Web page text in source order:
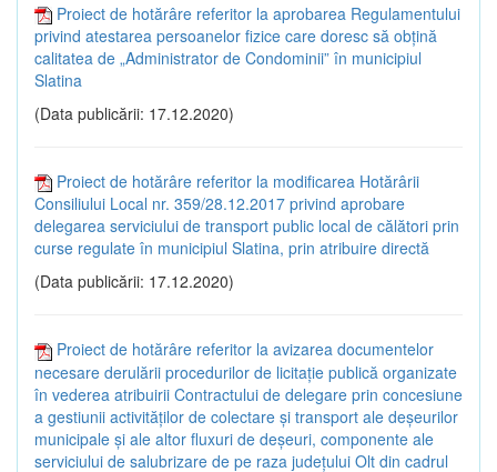
Proiect de hotărâre referitor la aprobarea Regulamentului
privind atestarea persoanelor fizice care doresc să obțină
calitatea de „Administrator de Condominii” în municipiul
Slatina
(Data publicării: 17.12.2020)
Proiect de hotărâre referitor la modificarea Hotărârii
Consiliului Local nr. 359/28.12.2017 privind aprobare
delegarea serviciului de transport public local de călători prin
curse regulate în municipiul Slatina, prin atribuire directă
(Data publicării: 17.12.2020)
Proiect de hotărâre referitor la avizarea documentelor
necesare derulării procedurilor de licitație publică organizate
în vederea atribuirii Contractului de delegare prin concesiune
a gestiunii activităților de colectare și transport ale deșeurilor
municipale și ale altor fluxuri de deșeuri, componente ale
serviciului de salubrizare de pe raza județului Olt din cadrul